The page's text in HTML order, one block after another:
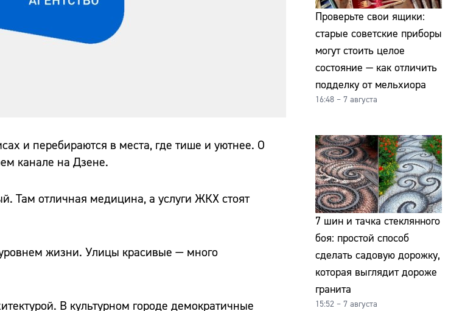
и перебираются в места, где тише и уютнее. О
канале на Дзене.
Там отличная медицина, а услуги ЖКХ стоят
жизни. Улицы красивые — много
В культурном городе демократичные
Проверьте свои ящики:
старые советские приборы
могут стоить целое
состояние — как отличить
подделку от мельхиора
16:48 – 7 августа
7 шин и тачка стеклянного
боя: простой способ
сделать садовую дорожку,
которая выглядит дороже
гранита
15:52 – 7 августа